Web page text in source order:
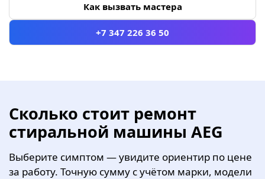
Как вызвать мастера
+7 347 226 36 50
Сколько стоит ремонт
стиральной машины AEG
Выберите симптом — увидите ориентир по цене
за работу. Точную сумму с учётом марки, модели